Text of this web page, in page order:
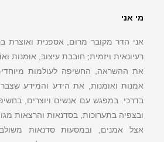
מי אני
אני הדר מקובר מרום, אספנית ואוצרת
רעיונאית ויזמית; חובבת עיצוב, אוּמנות
את ההשראה, החשיפה לעולמות
אמנות ואומנות, את הידע והמידע
בדרכי. במפגש עם אנשים ויוצרים,
ובצפיה בתערוכות, בסדנאות והרצאות
אצל אמנים, ובמסעות סדנאות